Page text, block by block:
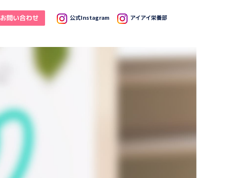
お問い合わせ 公式Instagram アイアイ栄養部